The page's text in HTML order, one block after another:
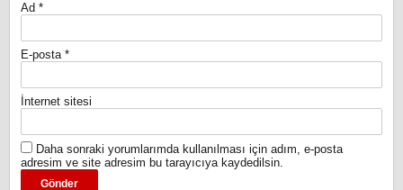
Ad *
E-posta *
İnternet sitesi
Daha sonraki yorumlarımda kullanılması için adım, e-posta
adresim ve site adresim bu tarayıcıya kaydedilsin.